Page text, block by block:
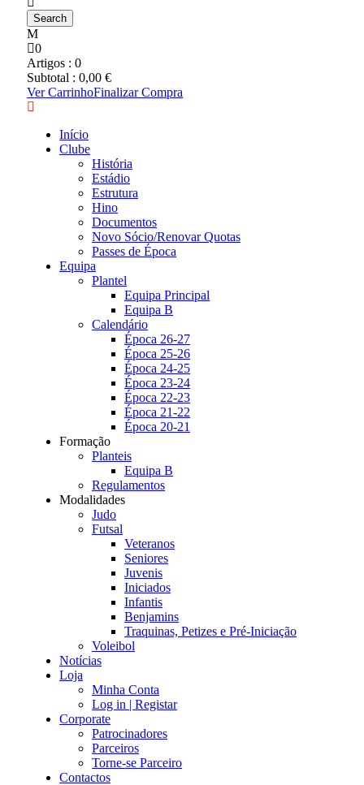
0
Artigos : 0
Subtotal : 0,00 €
Ver CarrinhoFinalizar Compra
Início
Clube
História
Estádio
Estrutura
Hino
Documentos
Novo Sócio/Renovar Quotas
Passes de Época
Equipa
Plantel
Equipa Principal
Equipa B
Calendário
Época 26-27
Época 25-26
Época 24-25
Época 23-24
Época 22-23
Época 21-22
Época 20-21
Formação
Planteis
Equipa B
Regulamentos
Modalidades
Judo
Futsal
Veteranos
Seniores
Juvenis
Iniciados
Infantis
Benjamins
Traquinas, Petizes e Pré-Iniciação
Voleibol
Notícias
Loja
Minha Conta
Log in | Registar
Corporate
Patrocinadores
Parceiros
Torne-se Parceiro
Contactos